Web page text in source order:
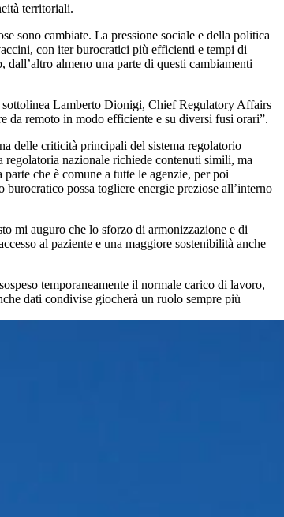
territoriali.
sono cambiate. La pressione sociale e della politica
con iter burocratici più efficienti e tempi di
almeno una parte di questi cambiamenti
sottolinea Lamberto Dionigi, Chief Regulatory Affairs
da remoto in modo efficiente e su diversi fusi orari”.
delle criticità principali del sistema regolatorio
nazionale richiede contenuti simili, ma
che è comune a tutte le agenzie, per poi
possa togliere energie preziose all’interno
mi auguro che lo sforzo di armonizzazione e di
al paziente e una maggiore sostenibilità anche
temporaneamente il normale carico di lavoro,
dati condivise giocherà un ruolo sempre più